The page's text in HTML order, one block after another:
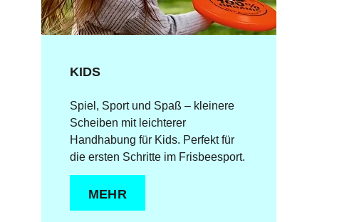
KIDS
Spiel, Sport und Spaß – kleinere
Scheiben mit leichterer
Handhabung für Kids. Perfekt für
die ersten Schritte im Frisbeesport.
MEHR